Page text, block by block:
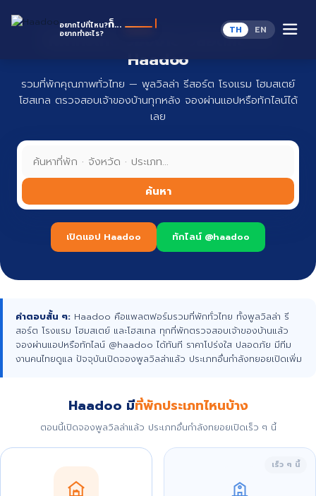
อยากไปที่ไหน?
อยากทำอะไร?
ก็... ห TH EN
ที่พักทั่วไทย จองง่าย ปลอดภัย กับ
Haadoo
รวมที่พักคุณภาพทั่วไทย — พูลวิลล่า รีสอร์ต โรงแรม โฮมสเตย์
โฮสเทล ตรวจสอบเจ้าของบ้านทุกหลัง จองผ่านแอปหรือทักไลน์ได้
เลย
ค้นหา
เปิดแอป Haadoo ทักไลน์ @haadoo
คำตอบสั้น ๆ: Haadoo คือแพลตฟอร์มรวมที่พักทั่วไทย ทั้งพูลวิลล่า รี
สอร์ต โรงแรม โฮมสเตย์ และโฮสเทล ทุกที่พักตรวจสอบเจ้าของบ้านแล้ว
จองผ่านแอปหรือทักไลน์ @haadoo ได้ทันที ราคาโปร่งใส ปลอดภัย มีทีม
งานคนไทยดูแล ปัจจุบันเปิดจองพูลวิลล่าแล้ว ประเภทอื่นกำลังทยอยเปิดเพิ่ม
Haadoo มีที่พักประเภทไหนบ้าง
ตอนนี้เปิดจองพูลวิลล่าแล้ว ประเภทอื่นกำลังทยอยเปิดเร็ว ๆ นี้
เร็ว ๆ นี้